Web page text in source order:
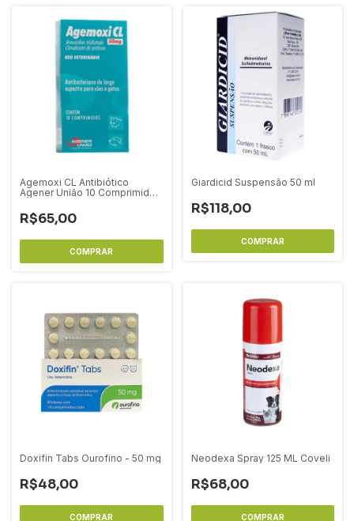
Agemoxi CL Antibiótico
Agener União 10 Comprimidos
R$65,00
Giardicid Suspensão 50 ml
R$118,00
Doxifin Tabs Ourofino - 50 mg
R$48,00
Neodexa Spray 125 ML Coveli
R$68,00